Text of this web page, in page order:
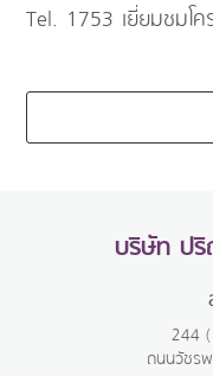
Tel. 1753 เยี่ยมชมโ
บริษัท ป
244
ถนนวัชร